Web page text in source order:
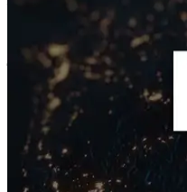
RPE पंजीकरण को
करने का महत्व